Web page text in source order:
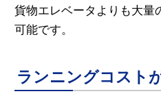
貨物エレベータよりも大量
可能です。
ランニングコスト